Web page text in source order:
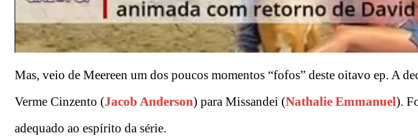
Mas, veio de Meereen um dos poucos momentos “fofos” deste oitavo ep. A
Verme Cinzento (Jacob Anderson) para Missandei (Nathalie Emmanuel).
adequado ao espírito da série.